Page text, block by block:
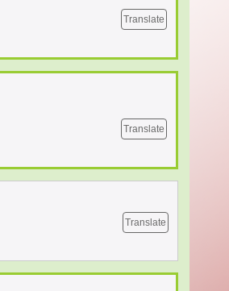
Translate
Translate
Translate